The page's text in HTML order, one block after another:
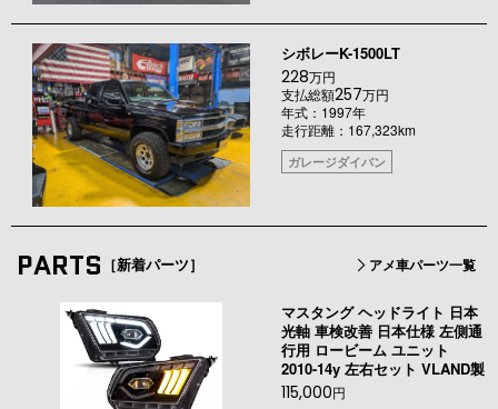
シボレーK-1500LT
228万円
支払総額257万円
年式：1997年
走行距離：167,323km
ガレージダイバン
PARTS ［新着パーツ］ アメ車パーツ一覧
マスタング ヘッドライト 日本
光軸 車検改善 日本仕様 左側通
行用 ロービーム ユニット
2010-14y 左右セット VLAND製
115,000円